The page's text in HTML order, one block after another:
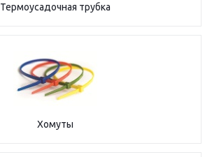
Термоусадочная трубка
Хомуты